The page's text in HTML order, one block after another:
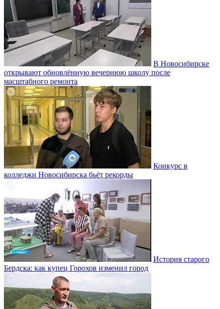
В Новосибирске
открывают обновлённую вечернюю школу после
масштабного ремонта
Конкурс в
колледжи Новосибирска бьёт рекорды
История старого
Бердска: как купец Горохов изменил город